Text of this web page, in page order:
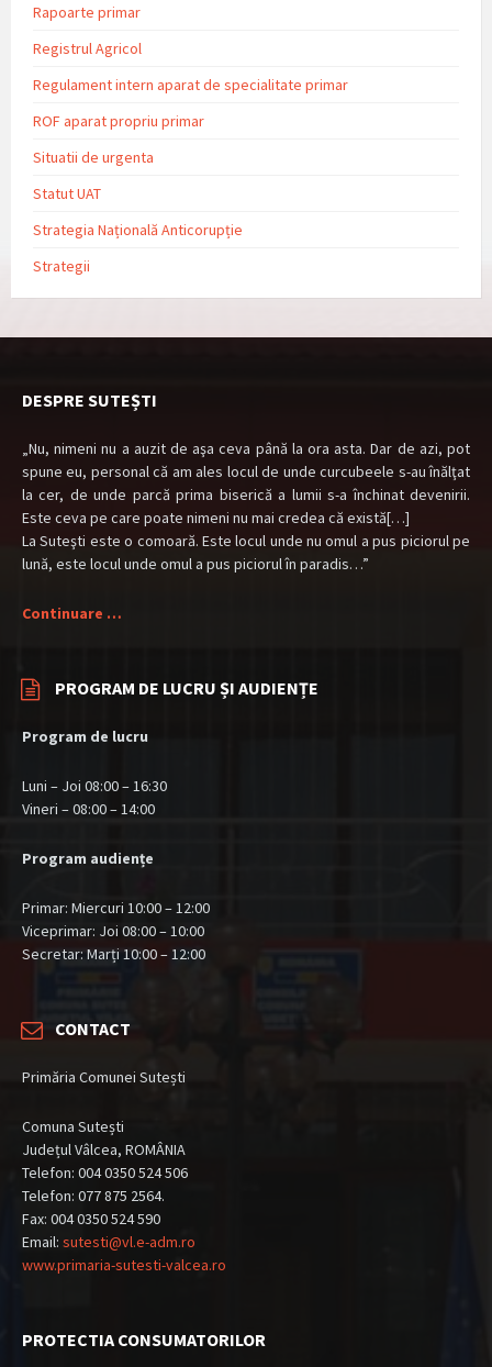
Rapoarte primar
Registrul Agricol
Regulament intern aparat de specialitate primar
ROF aparat propriu primar
Situatii de urgenta
Statut UAT
Strategia Națională Anticorupție
Strategii
DESPRE SUTEȘTI
„Nu, nimeni nu a auzit de aşa ceva până la ora asta. Dar de azi, pot
spune eu, personal că am ales locul de unde curcubeele s-au înălţat
la cer, de unde parcă prima biserică a lumii s-a închinat devenirii.
Este ceva pe care poate nimeni nu mai credea că există[…]
La Suteşti este o comoară. Este locul unde nu omul a pus piciorul pe
lună, este locul unde omul a pus piciorul în paradis…”
Continuare …
PROGRAM DE LUCRU ȘI AUDIENȚE
Program de lucru
Luni – Joi 08:00 – 16:30
Vineri – 08:00 – 14:00
Program audiențe
Primar: Miercuri 10:00 – 12:00
Viceprimar: Joi 08:00 – 10:00
Secretar: Marți 10:00 – 12:00
CONTACT
Primăria Comunei Sutești
Comuna Sutești
Județul Vâlcea, ROMÂNIA
Telefon: 004 0350 524 506
Telefon: 077 875 2564.
Fax: 004 0350 524 590
Email: sutesti@vl.e-adm.ro
www.primaria-sutesti-valcea.ro
PROTECTIA CONSUMATORILOR